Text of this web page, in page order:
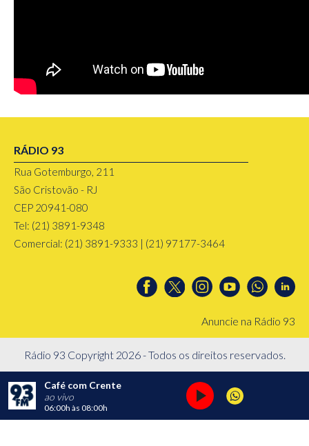
RÁDIO 93
Rua Gotemburgo, 211
São Cristovão - RJ
CEP 20941-080
Tel: (21) 3891-9348
Comercial: (21) 3891-9333 | (21) 97177-3464
Anuncie na Rádio 93
Rádio 93 Copyright 2026 - Todos os direitos reservados.
Café com Crente
ao vivo
06:00h às 08:00h